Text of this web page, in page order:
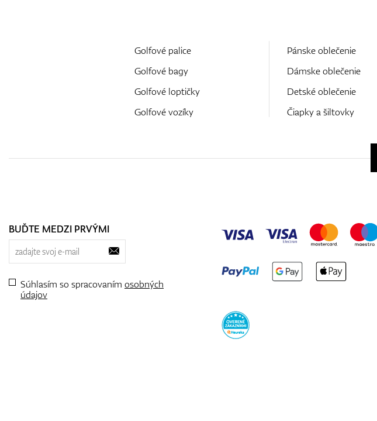
Golfové palice
Golfové bagy
Golfové loptičky
Golfové vozíky
Pánske oblečenie
Dámske oblečenie
Detské oblečenie
Čiapky a šiltovky
BUĎTE MEDZI PRVÝMI
Súhlasím so spracovaním osobných
údajov